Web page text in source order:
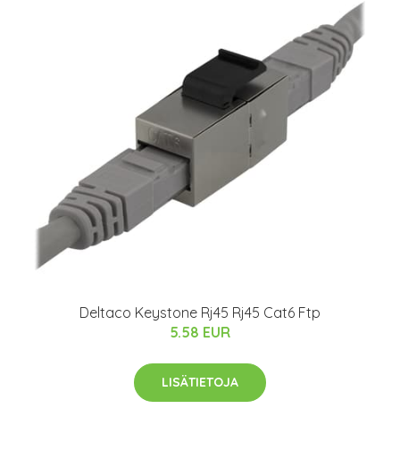
Deltaco Keystone Rj45 Rj45 Cat6 Ftp
5.58 EUR
LISÄTIETOJA